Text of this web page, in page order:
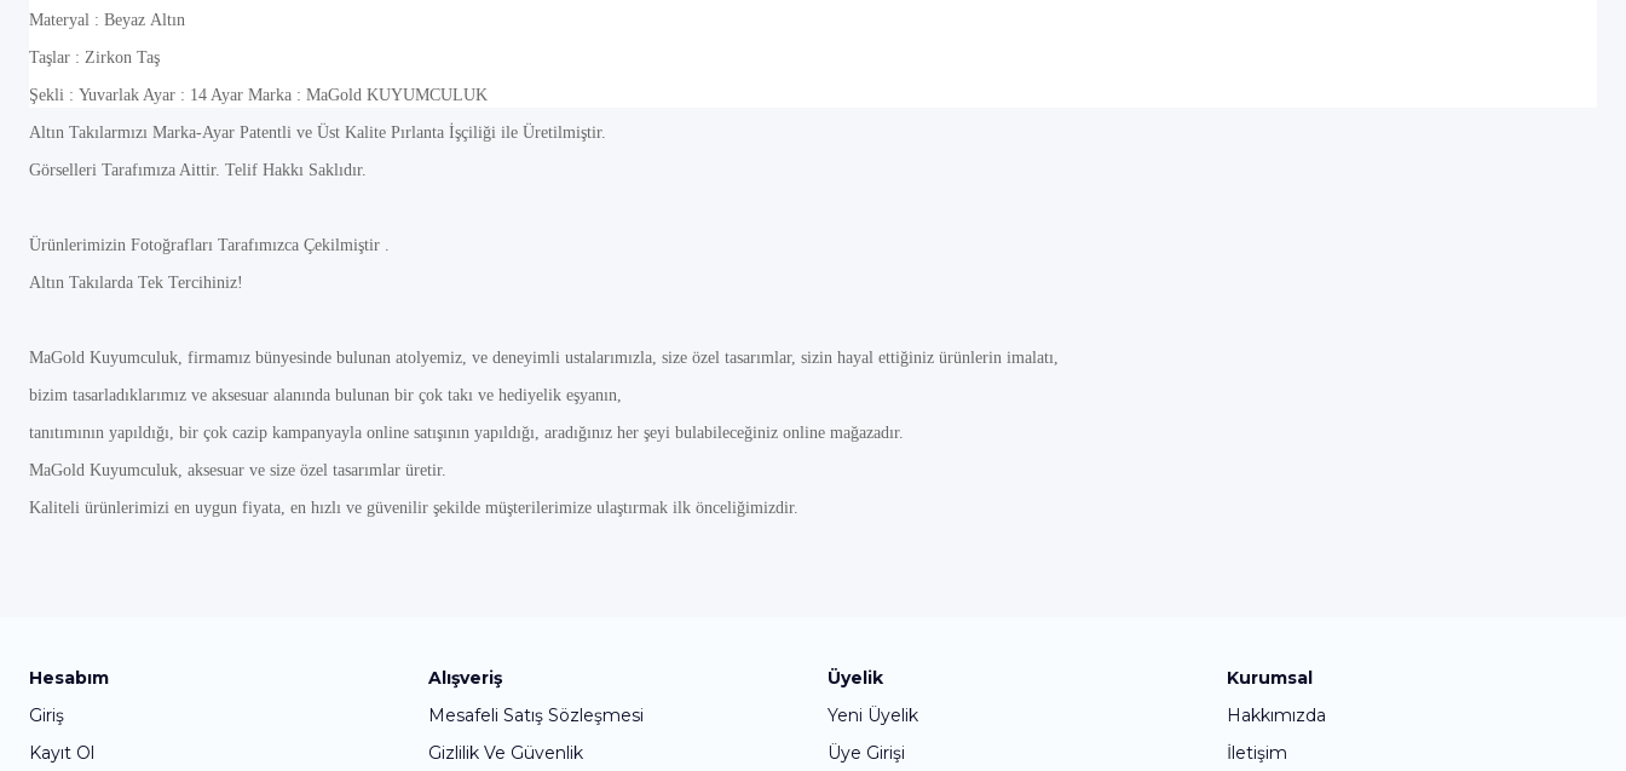
Materyal : Beyaz Altın
Taşlar : Zirkon Taş
Şekli : Yuvarlak Ayar : 14 Ayar Marka : MaGold KUYUMCULUK
Altın Takılarmızı Marka-Ayar Patentli ve Üst Kalite Pırlanta İşçiliği ile Üretilmiştir.
Görselleri Tarafımıza Aittir. Telif Hakkı Saklıdır.
Ürünlerimizin Fotoğrafları Tarafımızca Çekilmiştir .
Altın Takılarda Tek Tercihiniz!
MaGold Kuyumculuk, firmamız bünyesinde bulunan atolyemiz, ve deneyimli ustalarımızla, size özel tasarımlar, sizin hayal ettiğiniz ürünlerin imalatı,
bizim tasarladıklarımız ve aksesuar alanında bulunan bir çok takı ve hediyelik eşyanın,
tanıtımının yapıldığı, bir çok cazip kampanyayla online satışının yapıldığı, aradığınız her şeyi bulabileceğiniz online mağazadır.
MaGold Kuyumculuk, aksesuar ve size özel tasarımlar üretir.
Kaliteli ürünlerimizi en uygun fiyata, en hızlı ve güvenilir şekilde müşterilerimize ulaştırmak ilk önceliğimizdir.
Yorum Yaz
Hesabım
Giriş
Kayıt Ol
Alışveriş
Mesafeli Satış Sözleşmesi
Gizlilik Ve Güvenlik
Üyelik
Yeni Üyelik
Üye Girişi
Kurumsal
Hakkımızda
İletişim